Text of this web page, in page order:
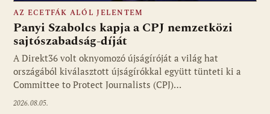
Fotó: media1.hu
AZ ECETFÁK ALÓL JELENTEM
Panyi Szabolcs kapja a CPJ nemzetközi
sajtószabadság-díját
A Direkt36 volt oknyomozó újságíróját a világ hat
országából kiválasztott újságírókkal együtt tünteti ki a
Committee to Protect Journalists (CPJ)…
2026.08.05.